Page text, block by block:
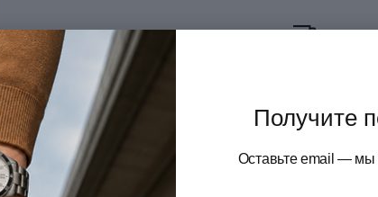
Получите
Оставьте email — мы